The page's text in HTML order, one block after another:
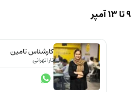
9 تا 13 آمپر
کارشناس تامین
تارا تهرانی